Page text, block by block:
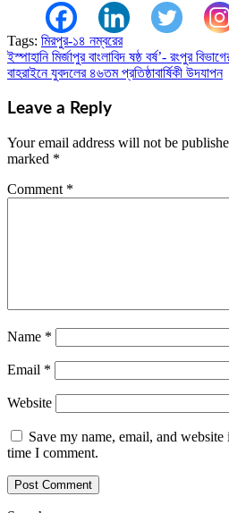
Tags: মিরপুর-১৪ নম্বরের
Post
navigation
ইস্পাহানি মির্জাপুর বাংলাবিদ ষষ্ঠ বর্ষ’- রংপুর
বাহরাইনে যুবদলের ৪৬তম প্রতিষ্ঠাবার্ষিকী উদযাপন
Leave a Reply
Your email address will not be
marked *
Comment *
Name *
Email *
Website
Save my name, email, and
time I comment.